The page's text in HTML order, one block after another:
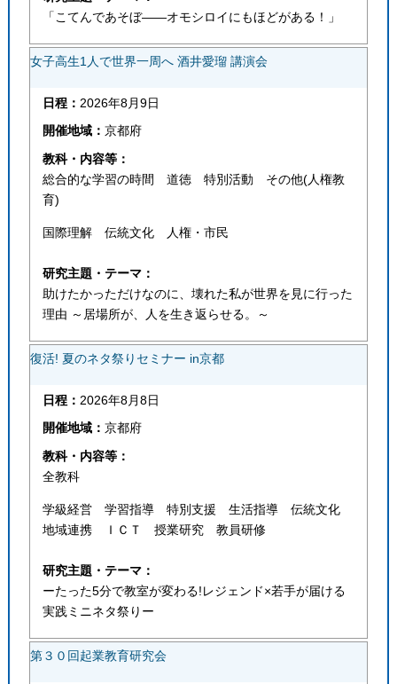
「こてんであそぼ――オモシロイにもほどがある！」
女子高生1人で世界一周へ 酒井愛瑠 講演会
日程： 2026年8月9日
開催地域：京都府
教科・内容等：
総合的な学習の時間 道徳 特別活動 その他(人権教
育)
国際理解 伝統文化 人権・市民
研究主題・テーマ：
助けたかっただけなのに、壊れた私が世界を見に行った
理由 ～居場所が、人を生き返らせる。～
復活! 夏のネタ祭りセミナー in京都
日程： 2026年8月8日
開催地域：京都府
教科・内容等：
全教科
学級経営 学習指導 特別支援 生活指導 伝統文化
地域連携 ＩＣＴ 授業研究 教員研修
研究主題・テーマ：
ーたった5分で教室が変わる!レジェンド×若手が届ける
実践ミニネタ祭りー
第３０回起業教育研究会